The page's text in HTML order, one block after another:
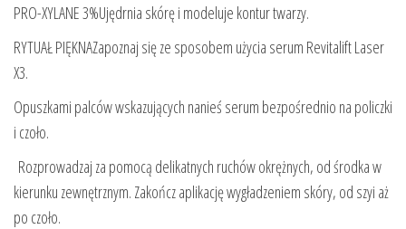
PRO-XYLANE 3%Ujędrnia skórę i modeluje kontur twarzy.
RYTUAŁ PIĘKNAZapoznaj się ze sposobem użycia serum Revitalift Laser
X3.
Opuszkami palców wskazujących nanieś serum bezpośrednio na policzki
i czoło.
Rozprowadzaj za pomocą delikatnych ruchów okrężnych, od środka w
kierunku zewnętrznym. Zakończ aplikację wygładzeniem skóry, od szyi aż
po czoło.